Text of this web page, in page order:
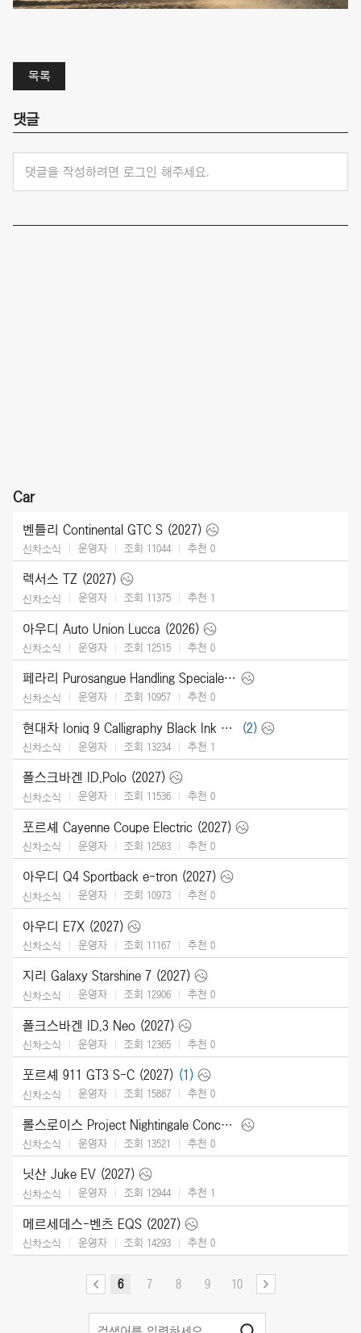
목록
댓글
댓글을 작성하려면 로그인 해주세요.
Car
벤틀리 Continental GTC S (2027)
신차소식 운영자 조회 11044 추천 0
렉서스 TZ (2027)
신차소식 운영자 조회 11375 추천 1
아우디 Auto Union Lucca (2026)
신차소식 운영자 조회 12515 추천 0
페라리 Purosangue Handling Speciale (2027)
신차소식 운영자 조회 10957 추천 0
현대차 Ioniq 9 Calligraphy Black Ink (2027) (2)
신차소식 운영자 조회 13234 추천 1
폴스크바겐 ID.Polo (2027)
신차소식 운영자 조회 11536 추천 0
포르셰 Cayenne Coupe Electric (2027)
신차소식 운영자 조회 12583 추천 0
아우디 Q4 Sportback e-tron (2027)
신차소식 운영자 조회 10973 추천 0
아우디 E7X (2027)
신차소식 운영자 조회 11167 추천 0
지리 Galaxy Starshine 7 (2027)
신차소식 운영자 조회 12906 추천 0
폴크스바겐 ID.3 Neo (2027)
신차소식 운영자 조회 12365 추천 0
포르셰 911 GT3 S-C (2027) (1)
신차소식 운영자 조회 15887 추천 0
롤스로이스 Project Nightingale Concept (2026)
신차소식 운영자 조회 13521 추천 0
닛산 Juke EV (2027)
신차소식 운영자 조회 12944 추천 1
메르세데스-벤츠 EQS (2027)
신차소식 운영자 조회 14293 추천 0
6 7 8 9 10